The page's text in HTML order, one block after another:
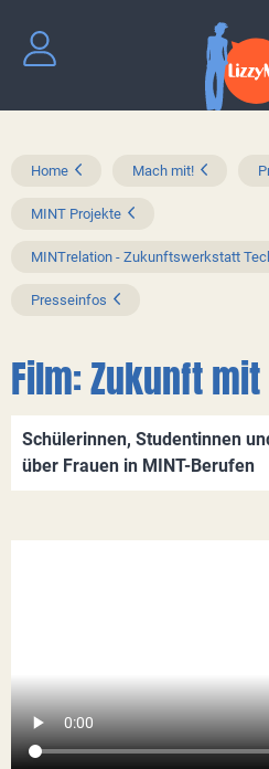
Home Mach mit!
MINT Projekte
MINTrelation - Zukunftswerkstatt
Presseinfos
Film: Zukunft
Schülerinnen, Studentinnen
über Frauen in MINT-Berufen